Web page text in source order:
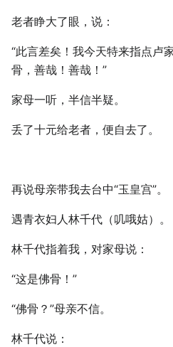
老者睁大了眼，说：
“此言差矣！我今天特来指点卢
骨，善哉！善哉！”
家母一听，半信半疑。
丢了十元给老者，便自去了。
再说母亲带我去台中“玉皇宫”。
遇青衣妇人林千代（叽哦姑）。
林千代指着我，对家母说：
“这是佛骨！”
“佛骨？”母亲不信。
林千代说：